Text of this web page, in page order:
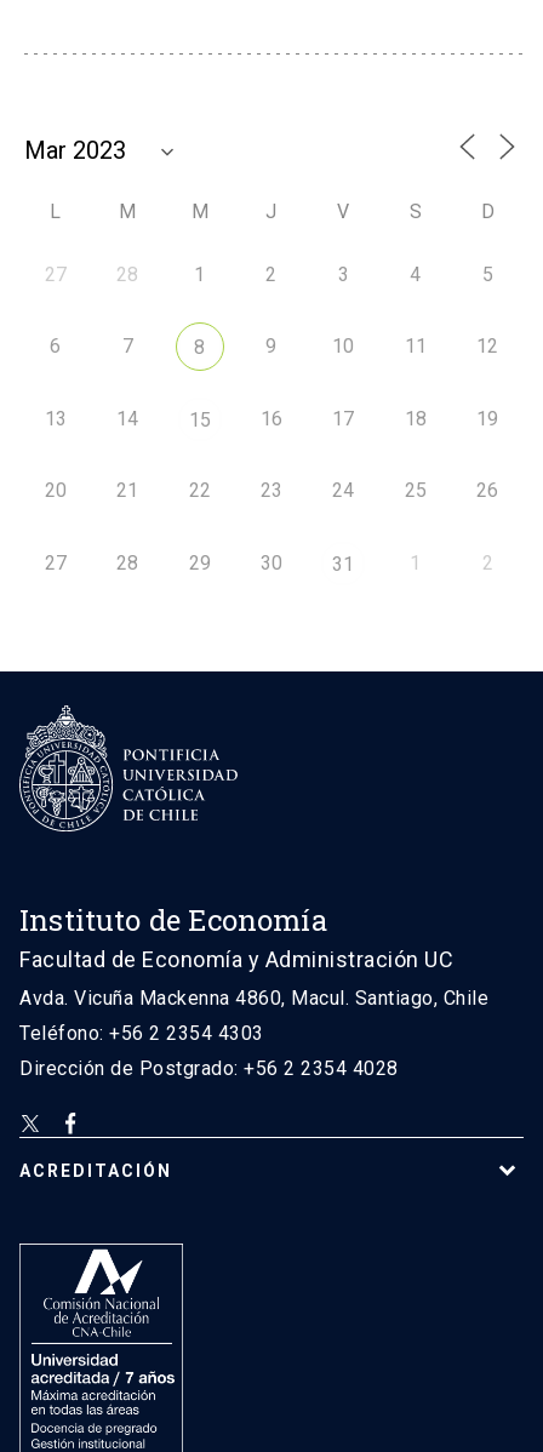
L M M J V S D
27 28 1 2 3 4 5
6 7 8 9 10 11 12
13 14 15 16 17 18 19
20 21 22 23 24 25 26
27 28 29 30 31 1 2
Instituto de Economía
Facultad de Economía y Administración UC
Avda. Vicuña Mackenna 4860, Macul. Santiago, Chile
Teléfono: +56 2 2354 4303
Dirección de Postgrado: +56 2 2354 4028
ACREDITACIÓN